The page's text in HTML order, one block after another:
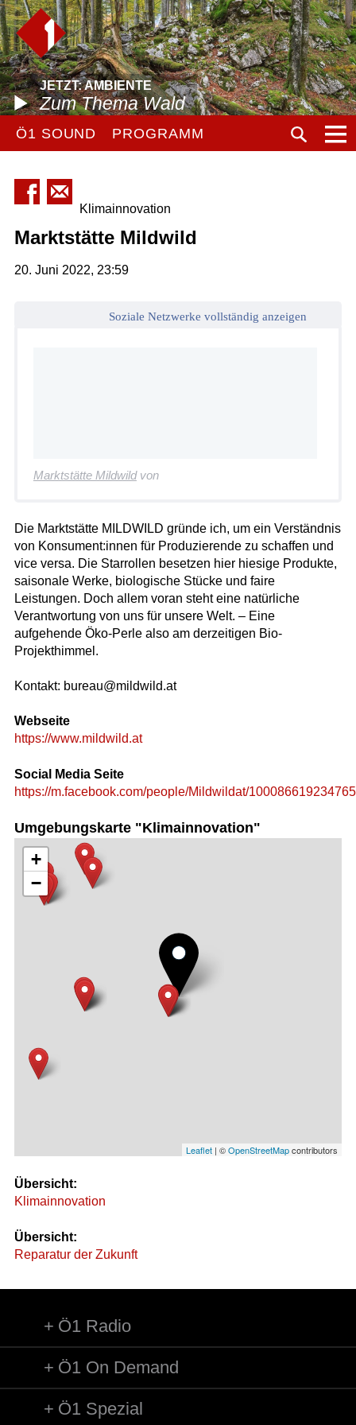
JETZT: AMBIENTE
Zum Thema Wald
Ö1 SOUND PROGRAMM
Klimainnovation
Marktstätte Mildwild
20. Juni 2022, 23:59
Soziale Netzwerke vollständig anzeigen
Marktstätte Mildwildvon
Die Marktstätte MILDWILD gründe ich, um ein Verständnis
von Konsument:innen für Produzierende zu schaffen und
vice versa. Die Starrollen besetzen hier hiesige Produkte,
saisonale Werke, biologische Stücke und faire
Leistungen. Doch allem voran steht eine natürliche
Verantwortung von uns für unsere Welt. – Eine
aufgehende Öko-Perle also am derzeitigen Bio-
Projekthimmel.
Kontakt: bureau@mildwild.at
Webseite
https://www.mildwild.at
Social Media Seite
https://m.facebook.com/people/Mildwildat/
Umgebungskarte "Klimainnovation"
+
−
Leaflet | ©OpenStreetMapcontributors
Übersicht:
Klimainnovation
Übersicht:
Reparatur der Zukunft
Ö1 Radio
Ö1 On Demand
Ö1 Spezial